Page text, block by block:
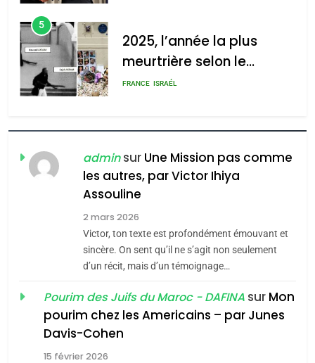
5
2025, l’année la plus
meurtrière selon le
rapport d’ADL contre
FRANCE ISRAÉL
FIÈRE, DIGNE ET RÉSILIENTE :
POURQUOI JE REVENDIQUE
MA JUDAÏTE par Thérèse
Zrihen-Dvir
ISRAÉL JUDAISME
CE QUI NOUS MANQUE –
Jacques Hadida
JUDAISME
Maroc : Les amandes de
Tafraout, le miel de Tadla
adminsur Une Mission pas comme
les autres, par Victor Ihiya
Assouline
2 mars 2026
Victor, ton texte est profondément émouvant et
sincère. On sent qu’il ne s’agit non seulement
d’un récit, mais d’un témoignage…
Pourim des Juifs du Maroc - DAFINA sur Mon
pourim chez les Americains – par Junes
Davis-Cohen
15 février 2026